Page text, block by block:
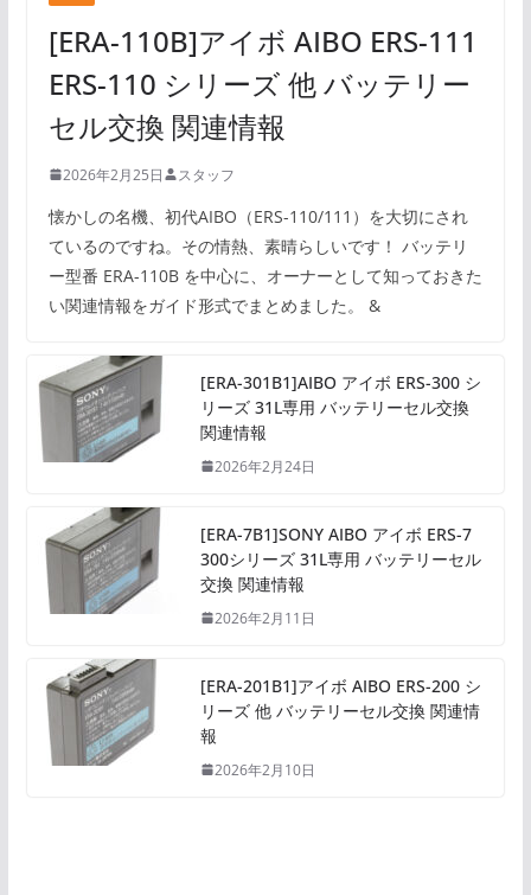
[ERA-110B]アイボ AIBO ERS-111
ERS-110 シリーズ 他 バッテリー
セル交換 関連情報
2026年2月25日 スタッフ
懐かしの名機、初代AIBO（ERS-110/111）を大切にされ
ているのですね。その情熱、素晴らしいです！ バッテリ
ー型番 ERA-110B を中心に、オーナーとして知っておきた
い関連情報をガイド形式でまとめました。 &
[ERA-301B1]AIBO アイボ ERS-300 シ
リーズ 31L専用 バッテリーセル交換
関連情報
2026年2月24日
[ERA-7B1]SONY AIBO アイボ ERS-7
300シリーズ 31L専用 バッテリーセル
交換 関連情報
2026年2月11日
[ERA-201B1]アイボ AIBO ERS-200 シ
リーズ 他 バッテリーセル交換 関連情
報
2026年2月10日